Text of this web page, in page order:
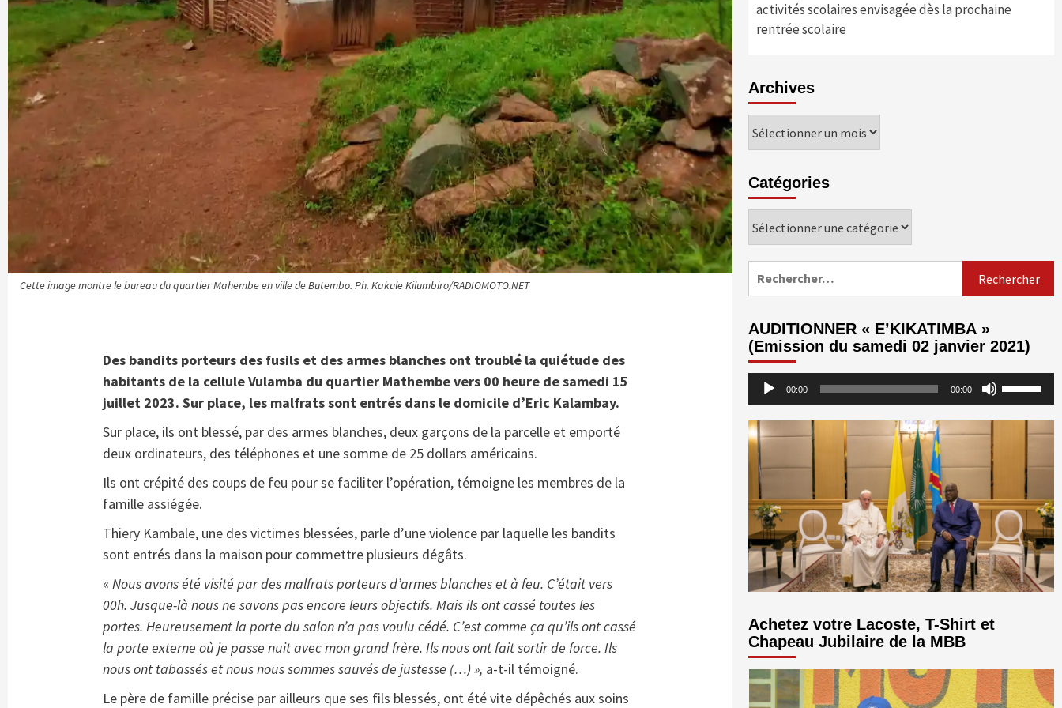
Cette image montre le bureau du quartier Mahembe en ville de Butembo. Ph. Kakule Kilumbiro/RADIOMOTO.NET
Des bandits porteurs des fusils et des armes blanches ont troublé la quiétude des
habitants de la cellule Vulamba du quartier Mathembe vers 00 heure de samedi 15
juillet 2023. Sur place, les malfrats sont entrés dans le domicile d’Eric Kalambay.
Sur place, ils ont blessé, par des armes blanches, deux garçons de la parcelle et emporté
deux ordinateurs, des téléphones et une somme de 25 dollars américains.
Ils ont crépité des coups de feu pour se faciliter l’opération, témoigne les membres de la
famille assiégée.
Thiery Kambale, une des victimes blessées, parle d’une violence par laquelle les bandits
sont entrés dans la maison pour commettre plusieurs dégâts.
«Nous avons été visité par des malfrats porteurs d’armes blanches et à feu. C’était vers
00h. Jusque-là nous ne savons pas encore leurs objectifs. Mais ils ont cassé toutes les
portes. Heureusement la porte du salon n’a pas voulu cédé. C’est comme ça qu’ils ont cassé
la porte externe où je passe nuit avec mon grand frère. Ils nous ont fait sortir de force. Ils
nous ont tabassés et nous nous sommes sauvés de justesse (…) », a-t-il témoigné.
Le père de famille précise par ailleurs que ses fils blessés, ont été vite dépêchés aux soins
activités scolaires envisagée dès la prochaine
rentrée scolaire
Archives
Archives
Catégories
Catégories
AUDITIONNER « E’KIKATIMBA »
(Emission du samedi 02 janvier 2021)
Lecteur
audio
00:00 00:00
flèches
haut/bas
augmenter
diminuer
le
volume.
Achetez votre Lacoste, T-Shirt et
Chapeau Jubilaire de la MBB